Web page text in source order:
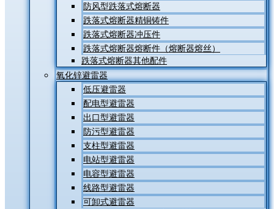
防风型跌落式熔断器
跌落式熔断器精铜铸件
跌落式熔断器冲压件
跌落式熔断器熔断件（熔断器熔丝）
跌落式熔断器其他配件
氧化锌避雷器
低压避雷器
配电型避雷器
出口型避雷器
防污型避雷器
支柱型避雷器
电站型避雷器
电容型避雷器
线路型避雷器
可卸式避雷器